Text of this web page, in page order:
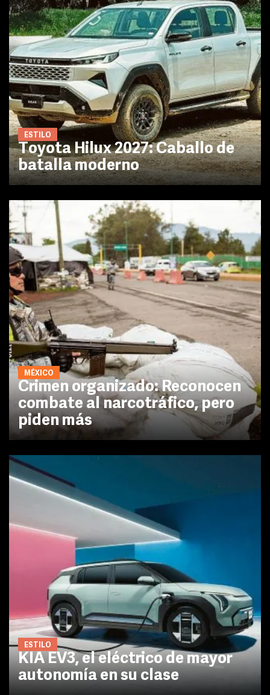
ESTILO
Toyota Hilux 2027: Caballo de
batalla moderno
MÉXICO
Crimen organizado: Reconocen
combate al narcotráfico, pero
piden más
ESTILO
KIA EV3, el eléctrico de mayor
autonomía en su clase